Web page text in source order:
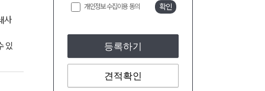
개인정보 수집이용 동의 확인
등록하기
견적확인
사
있